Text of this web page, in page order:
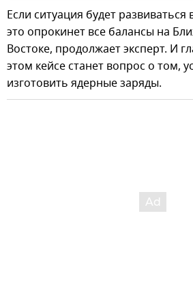
Если ситуация будет развиваться
это опрокинет все балансы на
Востоке, продолжает эксперт. И
этом кейсе станет вопрос о том,
изготовить ядерные заряды.